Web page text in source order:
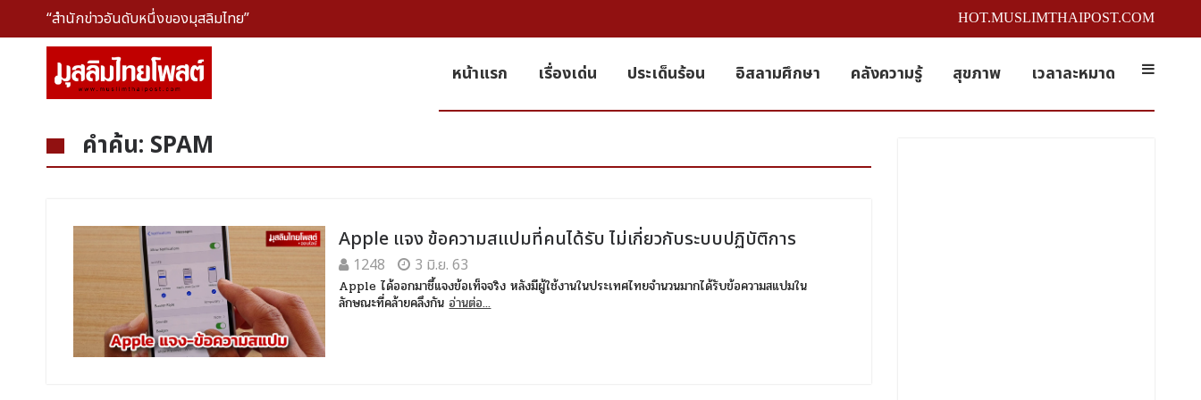
“สำนักข่าวอันดับหนึ่งของมุสลิมไทย” HOT.MUSLIMTHAIPOST.COM
หน้าแรก เรื่องเด่น ประเด็นร้อน อิสลามศึกษา คลังความรู้ สุขภาพ เวลาละหมาด
คำค้น: SPAM
Apple แจง ข้อความสแปมที่คนได้รับ ไม่เกี่ยวกับระบบปฏิบัติการ
1248 3 มิ.ย. 63
Apple ได้ออกมาชี้แจงข้อเท็จจริง หลังมีผู้ใช้งานในประเทศไทยจำนวนมากได้รับข้อความสแปมใน
ลักษณะที่คล้ายคลึงกัน อ่านต่อ...